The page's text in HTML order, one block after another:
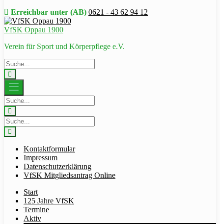
Erreichbar unter (AB) 0621 - 43 62 94 12
VfSK Oppau 1900
Verein für Sport und Körperpflege e.V.
Kontaktformular
Impressum
Datenschutzerklärung
VfSK Mitgliedsantrag Online
Start
125 Jahre VfSK
Termine
Aktiv